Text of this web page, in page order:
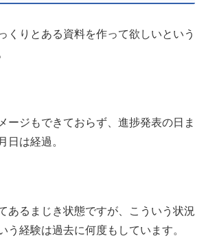
くりとある資料を作って欲しいという
ージもできておらず、進捗発表の日ま
日は経過。
あるまじき状態ですが、こういう状況
う経験は過去に何度もしています。